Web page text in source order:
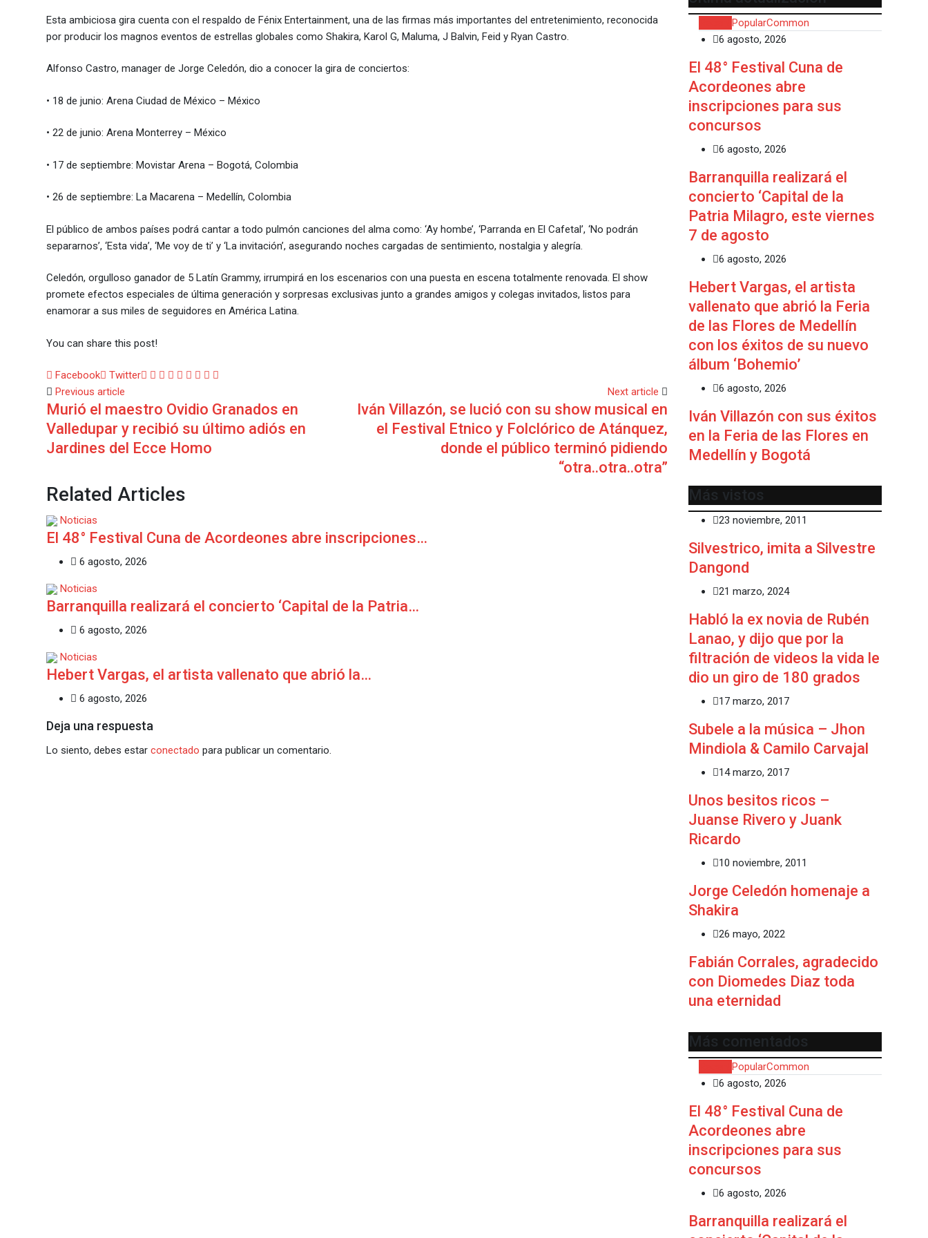
Esta ambiciosa gira cuenta con el respaldo de Fénix Entertainment, una de las firmas más importantes del entretenimiento, reconocida
por producir los magnos eventos de estrellas globales como Shakira, Karol G, Maluma, J Balvin, Feid y Ryan Castro.
Alfonso Castro, manager de Jorge Celedón, dio a conocer la gira de conciertos:
• 18 de junio: Arena Ciudad de México – México
• 22 de junio: Arena Monterrey – México
• 17 de septiembre: Movistar Arena – Bogotá, Colombia
• 26 de septiembre: La Macarena – Medellín, Colombia
El público de ambos países podrá cantar a todo pulmón canciones del alma como: ‘Ay hombe’, ‘Parranda en El Cafetal’, ‘No podrán
separarnos’, ‘Esta vida’, ‘Me voy de ti’ y ‘La invitación’, asegurando noches cargadas de sentimiento, nostalgia y alegría.
Celedón, orgulloso ganador de 5 Latín Grammy, irrumpirá en los escenarios con una puesta en escena totalmente renovada. El show
promete efectos especiales de última generación y sorpresas exclusivas junto a grandes amigos y colegas invitados, listos para
enamorar a sus miles de seguidores en América Latina.
You can share this post!
Facebook Twitter Google+
LinkedIn
Whatsapp
StumbleUpon
Tumblr
Pinterest
Reddit
Share
Email
Previous article
Murió el maestro Ovidio Granados en
Valledupar y recibió su último adiós en
Jardines del Ecce Homo
Next article
Iván Villazón, se lució con su show musical en
el Festival Etnico y Folclórico de Atánquez,
donde el público terminó pidiendo
“otra..otra..otra”
Related Articles
Noticias
El 48° Festival Cuna de Acordeones abre inscripciones…
6 agosto, 2026
Noticias
Barranquilla realizará el concierto ‘Capital de la Patria…
6 agosto, 2026
Noticias
Hebert Vargas, el artista vallenato que abrió la…
6 agosto, 2026
Deja una respuesta
Lo siento, debes estar conectado para publicar un comentario.
PopularCommon
6 agosto, 2026
El 48° Festival Cuna de
Acordeones abre
inscripciones para sus
concursos
6 agosto, 2026
Barranquilla realizará el
concierto ‘Capital de la
Patria Milagro, este viernes
7 de agosto
6 agosto, 2026
Hebert Vargas, el artista
vallenato que abrió la Feria
de las Flores de Medellín
con los éxitos de su nuevo
álbum ‘Bohemio’
6 agosto, 2026
Iván Villazón con sus éxitos
en la Feria de las Flores en
Medellín y Bogotá
Más vistos
23 noviembre, 2011
Silvestrico, imita a Silvestre
Dangond
21 marzo, 2024
Habló la ex novia de Rubén
Lanao, y dijo que por la
filtración de videos la vida le
dio un giro de 180 grados
17 marzo, 2017
Subele a la música – Jhon
Mindiola & Camilo Carvajal
14 marzo, 2017
Unos besitos ricos –
Juanse Rivero y Juank
Ricardo
10 noviembre, 2011
Jorge Celedón homenaje a
Shakira
26 mayo, 2022
Fabián Corrales, agradecido
con Diomedes Diaz toda
una eternidad
Más comentados
PopularCommon
6 agosto, 2026
El 48° Festival Cuna de
Acordeones abre
inscripciones para sus
concursos
6 agosto, 2026
Barranquilla realizará el